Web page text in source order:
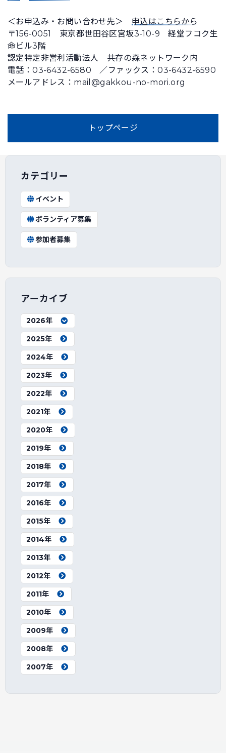
＜お申込み・お問い合わせ先＞ 申込はこちらから
〒156-0051 東京都世田谷区宮坂3-10-9 経堂フコク生
命ビル3階
認定特定非営利活動法人 共存の森ネットワーク内
電話：03-6432-6580 ／ファックス：03-6432-6590
メールアドレス：mail@gakkou-no-mori.org
トップページ
カテゴリー
イベント
ボランティア募集
参加者募集
アーカイブ
2026年
2025年
2024年
2023年
2022年
2021年
2020年
2019年
2018年
2017年
2016年
2015年
2014年
2013年
2012年
2011年
2010年
2009年
2008年
2007年